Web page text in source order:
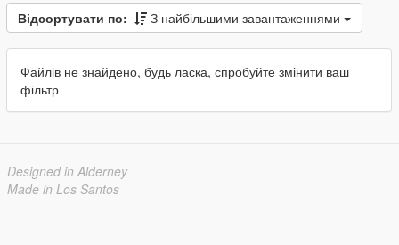
Відсортувати по: З найбільшими завантаженнями
Файлів не знайдено, будь ласка, спробуйте змінити ваш
фільтр
Designed in Alderney
Made in Los Santos